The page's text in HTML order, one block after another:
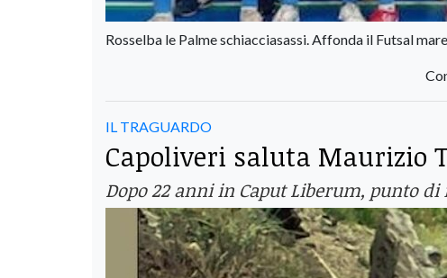
Rosselba le Palme schiacciasassi. Affonda il Futsal
IL TRAGUARDO
Capoliveri saluta Maurizio
Dopo 22 anni in Caput Liberum, punto